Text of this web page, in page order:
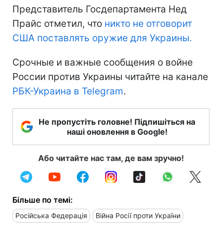
Представитель Госдепартамента Нед
Прайс отметил, что никто не отговорит
США поставлять оружие для Украины.
Срочные и важные сообщения о войне
России против Украины читайте на канале
РБК-Украина в Telegram.
Не пропустіть головне! Підпишіться на
наші оновлення в Google!
Або читайте нас там, де вам зручно!
Більше по темі:
Російська Федерація Війна Росії проти України